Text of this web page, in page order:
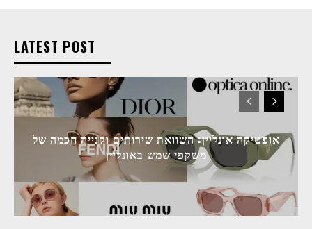
LATEST POST
אופטיקה אונליין: השוואת שירותים וקנייה חכמה של
משקפי שמש באונליין